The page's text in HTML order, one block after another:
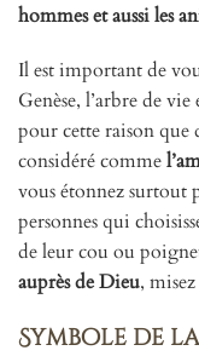
hommes et aussi les
Il est important de
Genèse, l’arbre de vie
pour cette raison que
considéré comme
vous étonnez surtout
personnes qui
de leur cou ou
auprès de Dieu,
Symbole de